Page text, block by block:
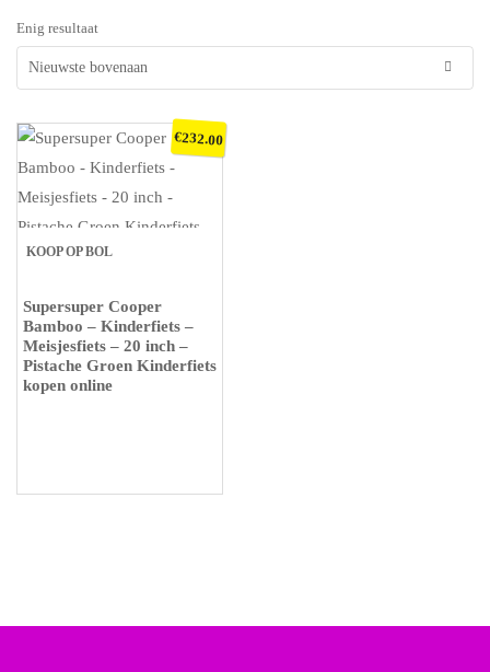
Enig resultaat
KOOP OP BOL
Supersuper Cooper
Bamboo – Kinderfiets –
Meisjesfiets – 20 inch –
Pistache Groen Kinderfiets
kopen online
€232.00